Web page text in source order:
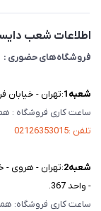
تماس با ما
اطلاعات شعب
فروشگاه‌های حضوری :
شعبه‌1 :تهران - خیابان
ساعت کاری فروشگاه : همه روزه / 10
تلفن :02126353015
شعبه‌2 :تهران - هروی
- واحد 367.
ساعت کاری فروشگاه: همه روزه / 10